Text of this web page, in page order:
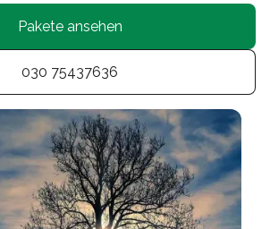
Pakete ansehen
030 75437636